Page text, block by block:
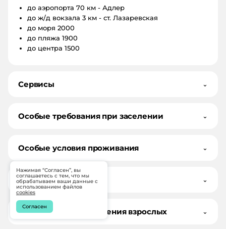
до аэропорта 70 км - Адлер
до ж/д вокзала 3 км - ст. Лазаревская
до моря 2000
до пляжа 1900
до центра 1500
Сервисы ⌄
Особые требования при заселении ⌄
Особые условия проживания ⌄
Как добраться ⌄
Документы для заселения взрослых ⌄
Нажимая “Согласен”, вы
соглашаетесь с тем, что мы
обрабатываем ваши данные с
использованием файлов
cookies
Согласен